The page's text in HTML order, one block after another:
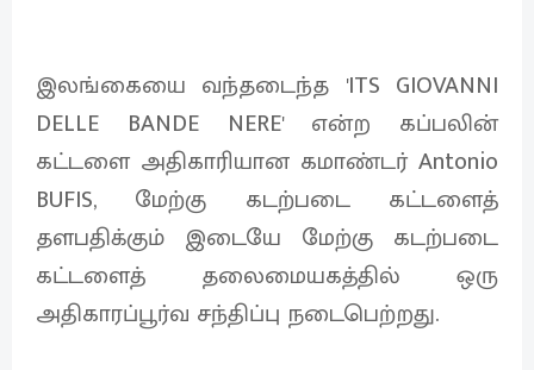
இலங்கையை வந்தடைந்த 'ITS GIOVANNI
DELLE BANDE NERE' என்ற கப்பலின்
கட்டளை அதிகாரியான கமாண்டர் Antonio
BUFIS, மேற்கு கடற்படை கட்டளைத்
தளபதிக்கும் இடையே மேற்கு கடற்படை
கட்டளைத் தலைமையகத்தில் ஒரு
அதிகாரப்பூர்வ சந்திப்பு நடைபெற்றது.